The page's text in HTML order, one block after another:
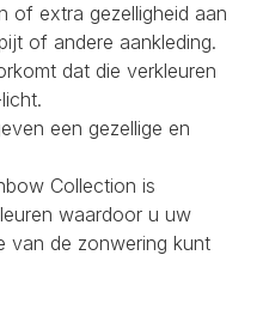
of extra gezelligheid aan
of andere aankleding.
dat die verkleuren
een gezellige en
Collection is
waardoor u uw
van de zonwering kunt